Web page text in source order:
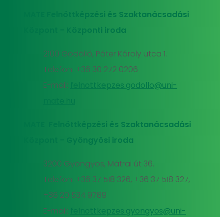
MATE Felnőttképzési és Szaktanácsadási
Központ - Központi iroda
2100 Gödöllő, Páter Károly utca 1.
Telefon: +36 30 272 0206
E-mail:
felnottkepzes.godollo@uni-
MATE Felnőttképzési és Szaktanácsadási
Központ - Gyöngyösi iroda
3200 Gyöngyös, Mátrai út 36.
Telefon: +36 37 518 326, +36 37 518 327,
+36 20 534 9789
E-mail:
felnottkepzes.gyongyos@uni-